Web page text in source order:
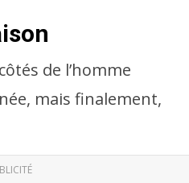
de l’homme
mais finalement,